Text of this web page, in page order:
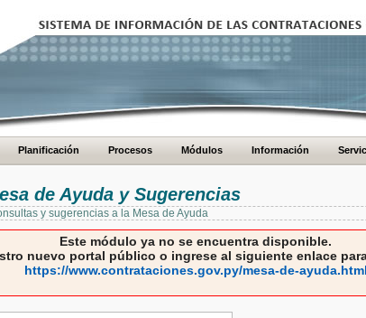
Planificación Procesos Módulos Información
de Ayuda y Sugerencias
y sugerencias a la Mesa de Ayuda
Este módulo ya no se encuentra disponible.
nuevo portal público o ingrese al siguiente enlace
https://www.contrataciones.gov.py/mesa-de-ayuda.html